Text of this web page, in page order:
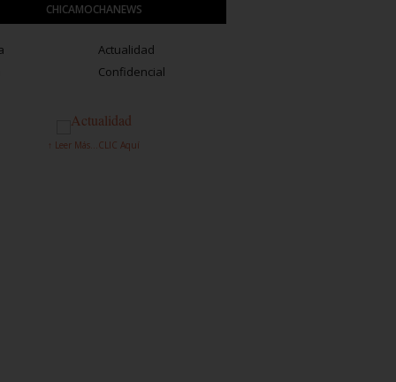
CHICAMOCHANEWS
Actualidad
Confidencial
↑ Leer Más...CLIC Aquí